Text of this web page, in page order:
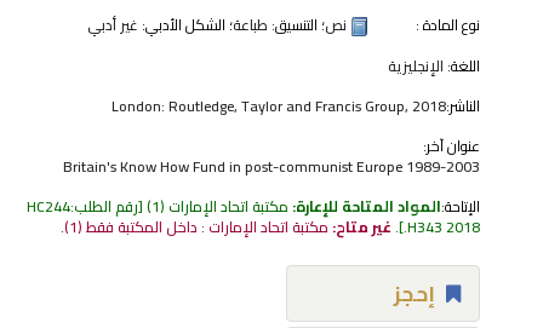
نوع المادة :
نص؛ التنسيق: طباعة؛ الشكل الأدبي: غير أدبي
اللغة: الإنجليزية
الناشر:London: Routledge, Taylor and Francis Group, 2018
عنوان آخر:
Britain's Know How Fund in post-communist Europe 1989-2003
الإتاحة:المواد المتاحة للإعارة: مكتبة اتحاد الإمارات (1) رقم الطلب:HC244
.H343 2018
.غير متاح:مكتبة اتحاد الإمارات : داخل المكتبة فقط(1).
إحجز